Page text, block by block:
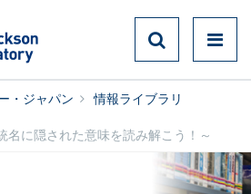
・ジャパン
情報ライブラリ
名に隠された意味を読み解こう！～